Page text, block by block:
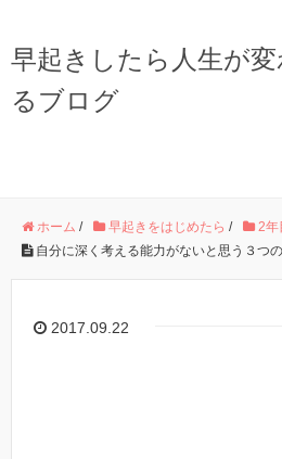
早起きしたら人生が
るブログ
ホーム / 早起きをはじめたら / 2年
自分に深く考える能力がないと思う３つ
2017.09.22